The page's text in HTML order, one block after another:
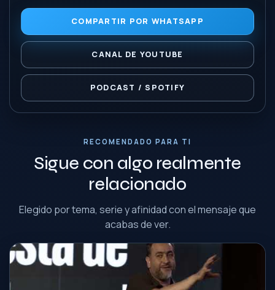
COMPARTIR POR WHATSAPP
CANAL DE YOUTUBE
PODCAST / SPOTIFY
RECOMENDADO PARA TI
Sigue con algo realmente
relacionado
Elegido por tema, serie y afinidad con el mensaje que
acabas de ver.